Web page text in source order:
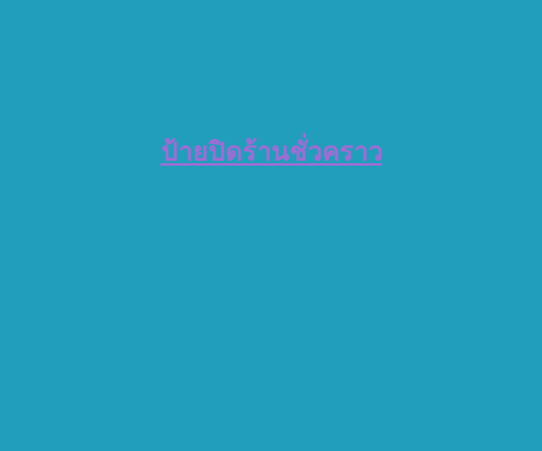
ป้ายปิดร้านชั่วคราว